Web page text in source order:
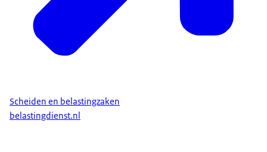
Scheiden en belastingzaken
belastingdienst.nl